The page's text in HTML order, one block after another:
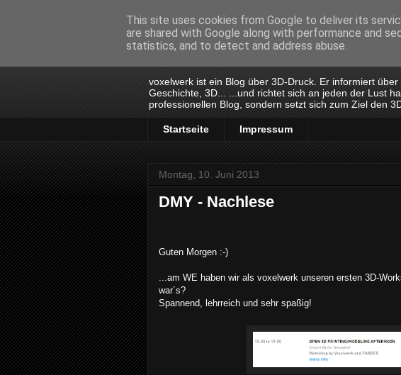
voxelwerk
voxelwerk ist ein Blog über 3D-Druck. Er informiert
Geschichte, 3D... ...und richtet sich an jeden der Lust
professionellen Blog, sondern setzt sich zum Ziel den
Startseite Impressum
Montag, 10. Juni 2013
DMY - Nachlese
Guten Morgen :-)
...am WE haben wir als voxelwerk unseren ersten 3D-
war´s?
Spannend, lehrreich und sehr spaßig!
This site uses cookies from Google to deliver its
are shared with Google along with performance and
statistics, and to detect and address abuse.